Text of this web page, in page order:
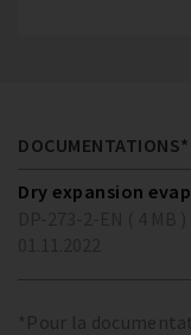
DOCUMENTATIONS*
Dry expansion
*Pour la